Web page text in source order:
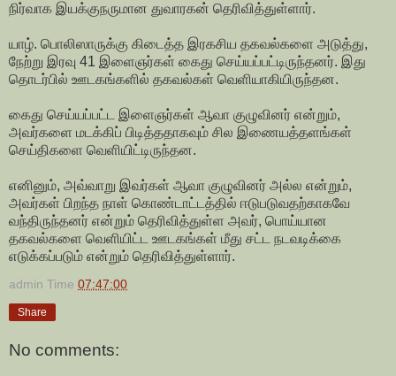
நிர்வாக இயக்குநருமான துவாரகன் தெரிவித்துள்ளார்.
யாழ். பொலிஸாருக்கு கிடைத்த இரகசிய தகவல்களை அடுத்து,
நேற்று இரவு 41 இளைஞர்கள் கைது செய்யப்பட்டிருந்தனர். இது
தொடர்பில் ஊடகங்களில் தகவல்கள் வெளியாகியிருந்தன.
கைது செய்யப்பட்ட இளைஞர்கள் ஆவா குழுவினர் என்றும்,
அவர்களை மடக்கிப் பிடித்ததாகவும் சில இணையத்தளங்கள்
செய்திகளை வெளியிட்டிருந்தன.
எனினும், அவ்வாறு இவர்கள் ஆவா குழுவினர் அல்ல என்றும்,
அவர்கள் பிறந்த நாள் கொண்டாட்டத்தில் ஈடுபடுவதற்காகவே
வந்திருந்தனர் என்றும் தெரிவித்துள்ள அவர், பொய்யான
தகவல்களை வெளியிட்ட ஊடகங்கள் மீது சட்ட நடவடிக்கை
எடுக்கப்படும் என்றும் தெரிவித்துள்ளார்.
admin Time 07:47:00
Share
No comments: